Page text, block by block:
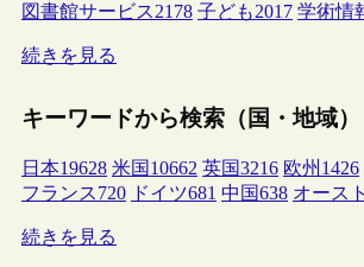
図書館サービス2178 子ども2017 学術情
続きを見る
キーワードから検索（国・地域）
日本19628 米国 10662 英国3216 欧州 1426
フランス720 ドイツ681 中国638 オース
続きを見る